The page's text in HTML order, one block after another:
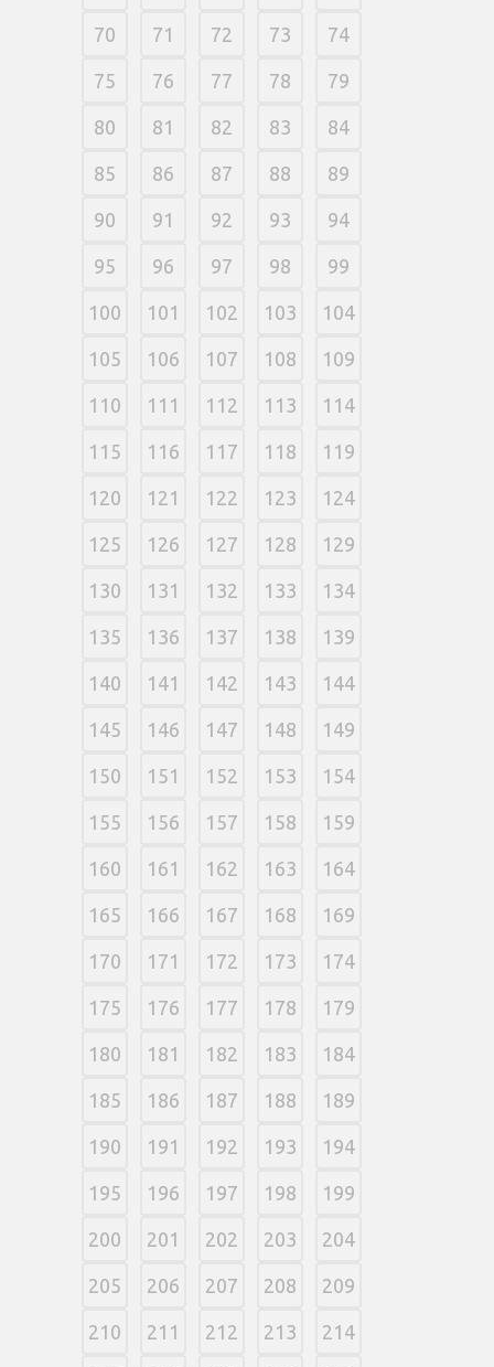
70 71 72 73 74
75 76 77 78 79
80 81 82 83 84
85 86 87 88 89
90 91 92 93 94
95 96 97 98 99
100 101 102 103 104
105 106 107 108 109
110 111 112 113 114
115 116 117 118 119
120 121 122 123 124
125 126 127 128 129
130 131 132 133 134
135 136 137 138 139
140 141 142 143 144
145 146 147 148 149
150 151 152 153 154
155 156 157 158 159
160 161 162 163 164
165 166 167 168 169
170 171 172 173 174
175 176 177 178 179
180 181 182 183 184
185 186 187 188 189
190 191 192 193 194
195 196 197 198 199
200 201 202 203 204
205 206 207 208 209
210 211 212 213 214